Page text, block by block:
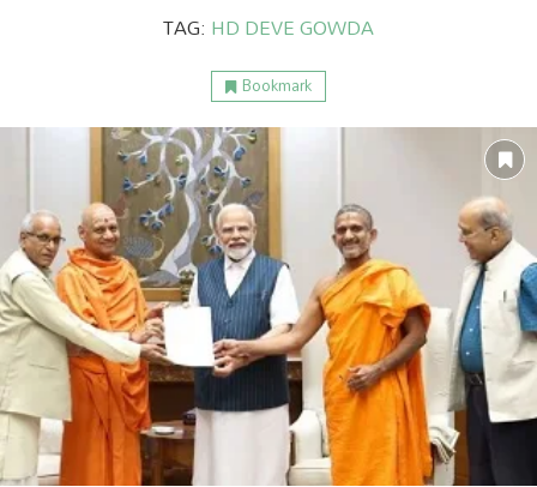
TAG: HD DEVE GOWDA
Bookmark
అంతర్జాతీయం